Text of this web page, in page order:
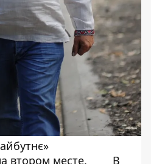
втором месте.
В